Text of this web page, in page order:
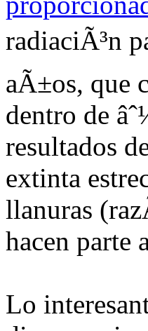
radiaciÃ³n
aÃ±os, que
dentro de
resultados
extinta
llanuras
hacen parte
Lo